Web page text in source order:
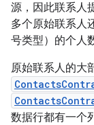
源，因此联系人
多个原始联系人
号类型）的个人
原始联系人的大
数据行都有一个